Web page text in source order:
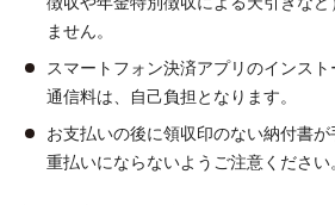
ません。
スマートフォン決済アプリのインス
通信料は、自己負担となります。
お支払いの後に領収印のない納付書
重払いにならないようご注意ください